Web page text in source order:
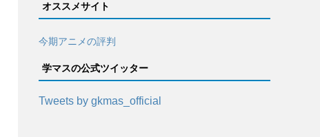
オススメサイト
今期アニメの評判
学マスの公式ツイッター
Tweets by gkmas_official